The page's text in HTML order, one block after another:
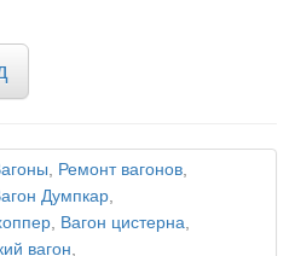
, Ремонт вагонов,
Думпкар,
, Вагон цистерна,
вагон,